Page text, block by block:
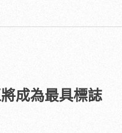
成為最具標誌